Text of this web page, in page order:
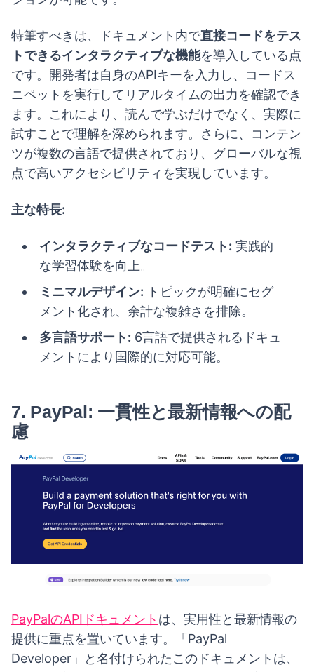
特筆すべきは、ドキュメント内で直接コードをテス
トできるインタラクティブな機能を導入している点
です。開発者は自身のAPIキーを入力し、コードス
ニペットを実行してリアルタイムの出力を確認でき
ます。これにより、読んで学ぶだけでなく、実際に
試すことで理解を深められます。さらに、コンテン
ツが複数の言語で提供されており、グローバルな視
点で高いアクセシビリティを実現しています。
主な特長:
インタラクティブなコードテスト: 実践的
な学習体験を向上。
ミニマルデザイン: トピックが明確にセグ
メント化され、余計な複雑さを排除。
多言語サポート: 6言語で提供されるドキュ
メントにより国際的に対応可能。
7. PayPal: 一貫性と最新情報への配
慮
PayPalのAPIドキュメント は、実用性と最新情報の
提供に重点を置いています。「PayPal
Developer」と名付けられたこのドキュメントは、